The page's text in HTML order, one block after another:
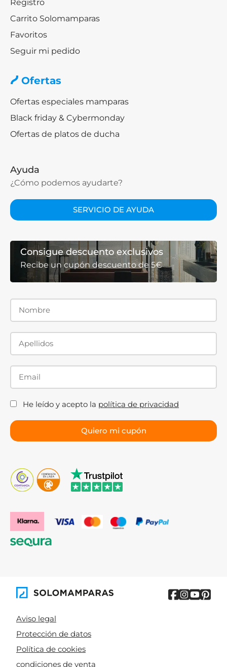
Registro
Carrito Solomamparas
Favoritos
Seguir mi pedido
Ofertas
Ofertas especiales mamparas
Black friday & Cybermonday
Ofertas de platos de ducha
Ayuda
¿Cómo podemos ayudarte?
SERVICIO DE AYUDA
Consigue descuento exclusivos
Recibe un cupón descuento de 5€
He leído y acepto la política de privacidad
Aviso legal
Protección de datos
Política de cookies
condiciones de venta